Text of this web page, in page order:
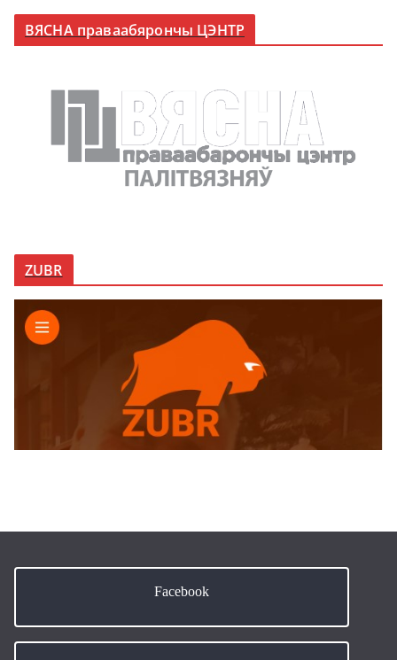
ВЯСНА праваабярончы ЦЭНТР
ZUBR
Facebook